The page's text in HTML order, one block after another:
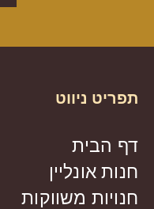
תפריט ניווט
דף הבית
חנות אונליין
חנויות משווקות